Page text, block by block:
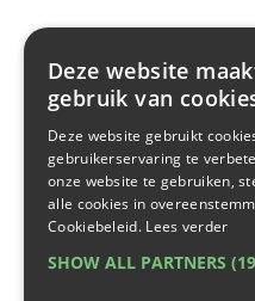
Deze website
gebruik van
Deze website gebruikt
gebruikerservaring te
onze website te gebruiken,
alle cookies in
Cookiebeleid. Lees verder
SHOW ALL PARTNERS